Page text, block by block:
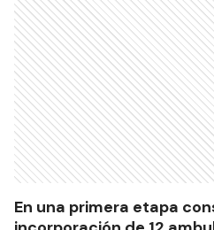
En una primera etapa